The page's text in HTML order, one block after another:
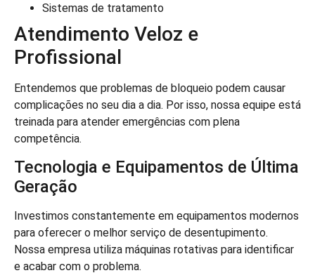
Sistemas de tratamento
Atendimento Veloz e
Profissional
Entendemos que problemas de bloqueio podem causar
complicações no seu dia a dia. Por isso, nossa equipe está
treinada para atender emergências com plena
competência.
Tecnologia e Equipamentos de Última
Geração
Investimos constantemente em equipamentos modernos
para oferecer o melhor serviço de desentupimento.
Nossa empresa utiliza máquinas rotativas para identificar
e acabar com o problema.